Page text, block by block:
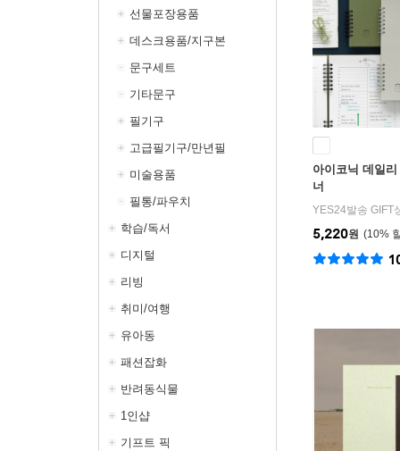
선물포장용품
데스크용품/지구본
문구세트
기타문구
필기구
고급필기구/만년필
미술용품
필통/파우치
학습/독서
디지털
리빙
취미/여행
유아동
패션잡화
반려동식물
1인샵
기프트 픽
아이코닉 데일
너
YES24발송 GIFT
10%
5,220원